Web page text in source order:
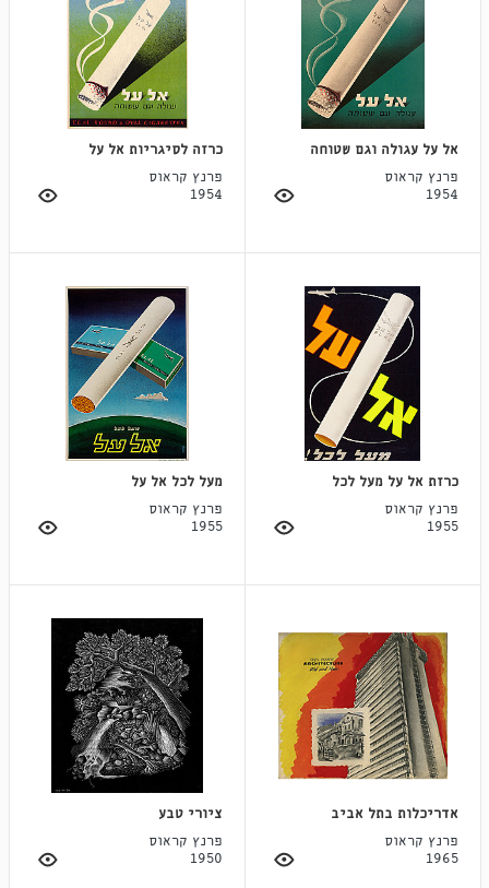
אל על עגולה וגם שטוחה
פרנץ קראוס
1954
כרזה לסיגריות אל על
פרנץ קראוס
1954
כרזת אל על מעל לכל
פרנץ קראוס
1955
מעל לכל אל על
פרנץ קראוס
1955
אדריכלות בתל אביב
פרנץ קראוס
1965
ציורי טבע
פרנץ קראוס
1950